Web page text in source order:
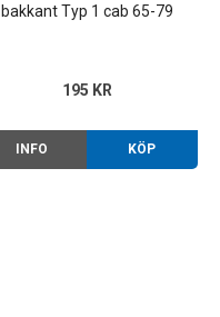
bakkant Typ 1 cab 65-79
195 KR
INFO KÖP